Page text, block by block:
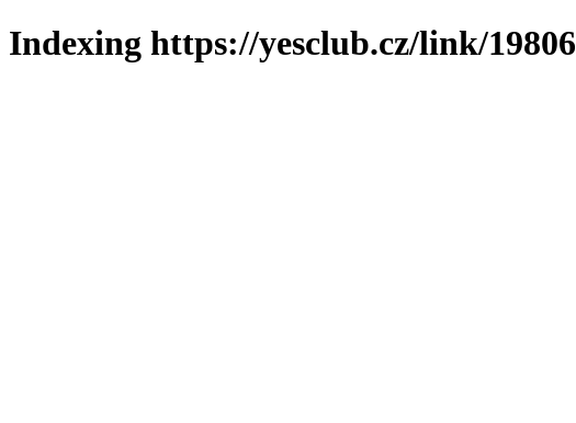
Indexing https://yesclub.cz/link/19806